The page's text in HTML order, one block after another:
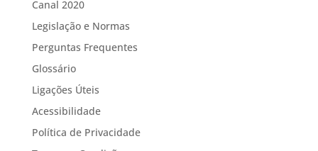
Canal 2020
Legislação e Normas
Perguntas Frequentes
Glossário
Ligações Úteis
Acessibilidade
Política de Privacidade